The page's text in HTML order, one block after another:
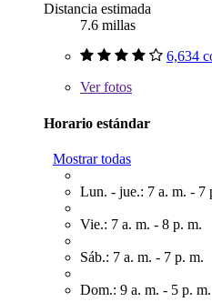
Distancia estimada
7.6 millas
6,634
Verfotos
Horario estándar
Mostrar todas
Lun. - jue.: 7 a. m. - 7
Vie.: 7 a. m. - 8 p. m.
Sáb.: 7 a. m. - 7 p. m.
Dom.: 9 a. m. - 5 p. m.